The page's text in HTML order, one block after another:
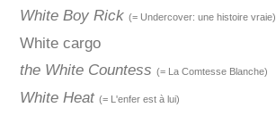
White Boy Rick (= Undercover: une histoire vraie)
White cargo
the White Countess (= La Comtesse Blanche)
White Heat (= L'enfer est à lui)